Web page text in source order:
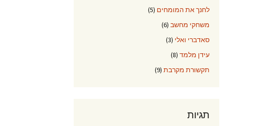
לחנך את המומחים (5)
משחקי מחשב (6)
סאדברי ואלי (3)
עידן מלמד (8)
תקשורת מקרבת (9)
תגיות